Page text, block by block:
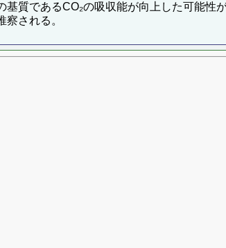
基質であるCO₂の吸収能が向上した可能
される。